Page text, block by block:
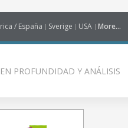
/ España Sverige USA More...
PROFUNDIDAD Y ANÁLISIS